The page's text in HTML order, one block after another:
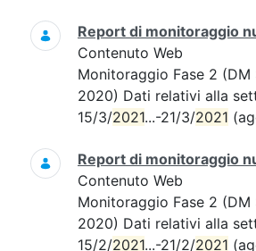
Report di monitoraggio
Contenuto Web
Monitoraggio Fase 2
2020) Dati relativi alla
15/3/2021...-21/3/2021
Report di monitoraggio
Contenuto Web
Monitoraggio Fase 2
2020) Dati relativi alla
15/2/2021...-21/2/2021